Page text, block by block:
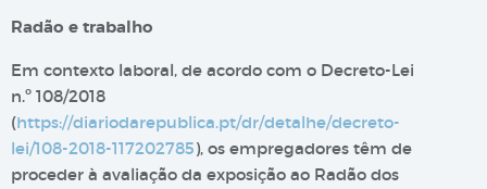
Radão e trabalho
Em contexto laboral, de acordo com o Decreto-Lei
n.º 108/2018
(https://diariodarepublica.pt/dr/detalhe/decreto-
lei/108-2018-117202785), os empregadores têm de
proceder à avaliação da exposição ao Radão dos